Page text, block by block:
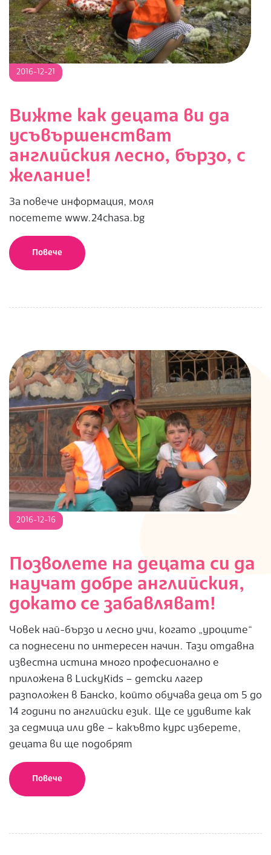
2016-
2016-12-21
Вижте как децата ви да
усъвършенстват
английския лесно, бързо, с
желание!
За повече информация, моля
посетете www.24chasa.bg
Повече
2016-
2016-12-16
Позволете на децата си да
научат добре английския,
докато се забавляват!
Човек най-бързо и лесно учи, когато „уроците“
са поднесени по интересен начин. Тази отдавна
известна истина много професионално е
приложена в LuckyKids – детски лагер
разположен в Банско, който обучава деца от 5 до
14 години по английски език. Ще се удивите как
за седмица или две – какъвто курс изберете,
децата ви ще подобрят
Повече